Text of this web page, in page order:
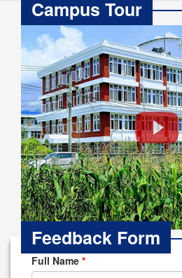
Campus Tour
Feedback Form
Full Name *